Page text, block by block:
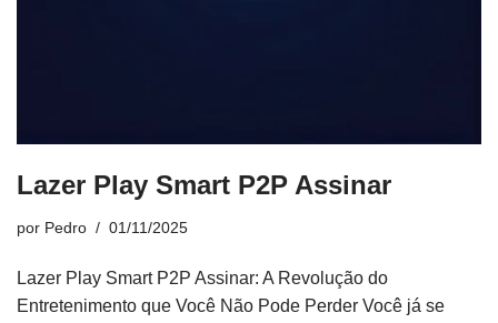
Lazer Play Smart P2P Assinar
por Pedro 01/11/2025
Lazer Play Smart P2P Assinar: A Revolução do
Entretenimento que Você Não Pode Perder Você já se